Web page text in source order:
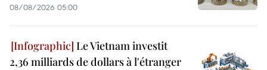
08/08/2026 05:00
Le Vietnam investit
2,36 milliards de dollars à l'étranger